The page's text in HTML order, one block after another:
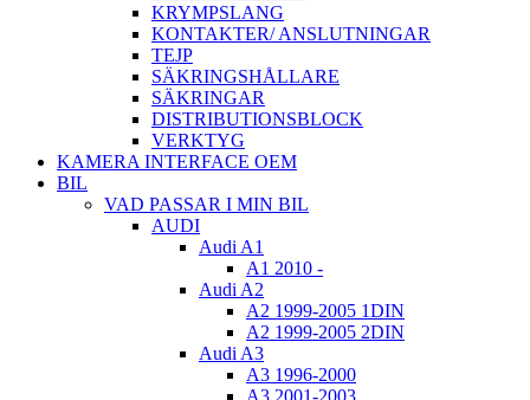
KRYMPSLANG
KONTAKTER/ ANSLUTNINGAR
TEJP
SÄKRINGSHÅLLARE
SÄKRINGAR
DISTRIBUTIONSBLOCK
VERKTYG
KAMERA INTERFACE OEM
BIL
VAD PASSAR I MIN BIL
AUDI
Audi A1
A1 2010 -
Audi A2
A2 1999-2005 1DIN
A2 1999-2005 2DIN
Audi A3
A3 1996-2000
A3 2001-2003